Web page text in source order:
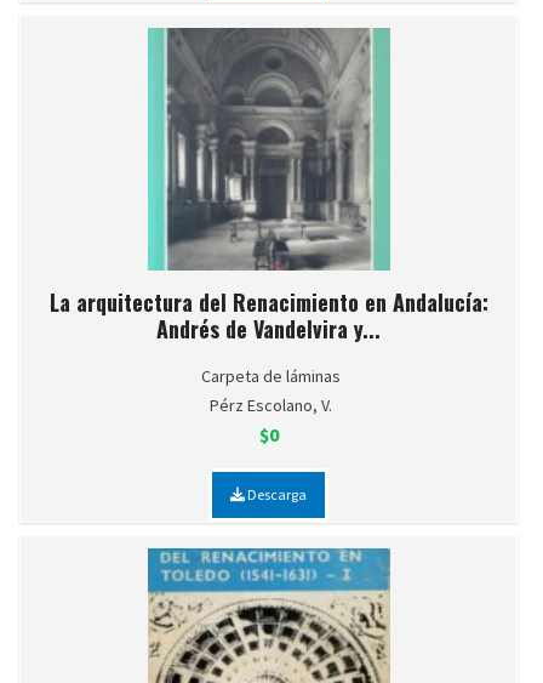
La arquitectura del Renacimiento en Andalucía:
Andrés de Vandelvira y...
Carpeta de láminas
Pérz Escolano, V.
$0
Descarga